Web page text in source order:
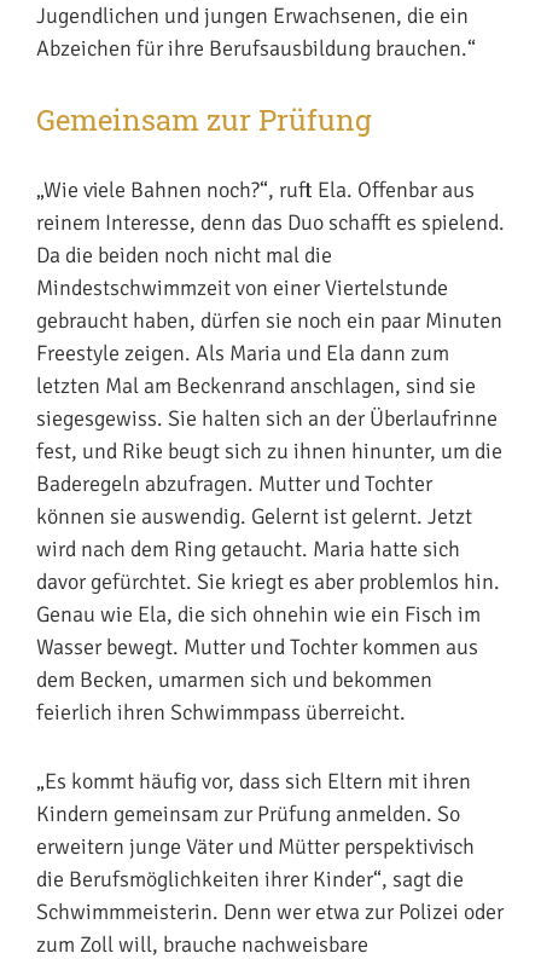
Jugendlichen und jungen Erwachsenen, die ein
Abzeichen für ihre Berufsausbildung brauchen.“
Gemeinsam zur Prüfung
„Wie viele Bahnen noch?“, ruft Ela. Offenbar aus
reinem Interesse, denn das Duo schafft es spielend.
Da die beiden noch nicht mal die
Mindestschwimmzeit von einer Viertelstunde
gebraucht haben, dürfen sie noch ein paar Minuten
Freestyle zeigen. Als Maria und Ela dann zum
letzten Mal am Beckenrand anschlagen, sind sie
siegesgewiss. Sie halten sich an der Überlaufrinne
fest, und Rike beugt sich zu ihnen hinunter, um die
Baderegeln abzufragen. Mutter und Tochter
können sie auswendig. Gelernt ist gelernt. Jetzt
wird nach dem Ring getaucht. Maria hatte sich
davor gefürchtet. Sie kriegt es aber problemlos hin.
Genau wie Ela, die sich ohnehin wie ein Fisch im
Wasser bewegt. Mutter und Tochter kommen aus
dem Becken, umarmen sich und bekommen
feierlich ihren Schwimmpass überreicht.
„Es kommt häufig vor, dass sich Eltern mit ihren
Kindern gemeinsam zur Prüfung anmelden. So
erweitern junge Väter und Mütter perspektivisch
die Berufsmöglichkeiten ihrer Kinder“, sagt die
Schwimmmeisterin. Denn wer etwa zur Polizei oder
zum Zoll will, brauche nachweisbare